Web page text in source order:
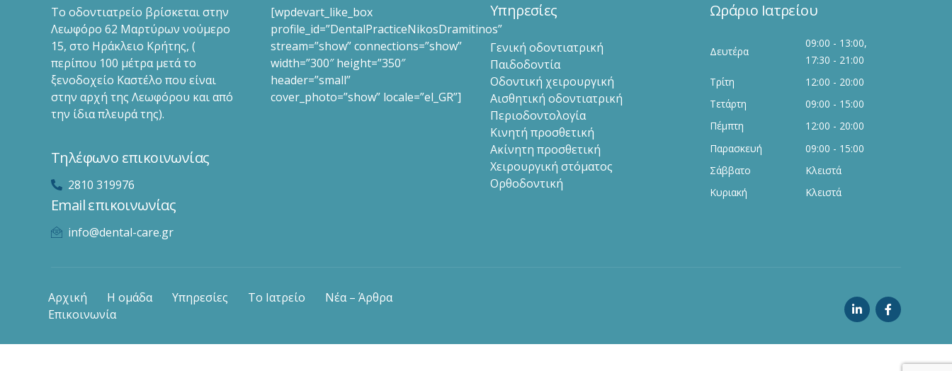
Το οδοντιατρείο βρίσκεται στην
Λεωφόρο 62 Μαρτύρων νούμερο
15, στο Ηράκλειο Κρήτης, (
περίπου 100 μέτρα μετά το
ξενοδοχείο Καστέλο που είναι
στην αρχή της Λεωφόρου και από
την ίδια πλευρά της).
Τηλέφωνο επικοινωνίας
2810 319976
Email επικοινωνίας
info@dental-care.gr
[wpdevart_like_box
profile_id=”DentalPracticeNikosDramitinos”
stream=”show” connections=”show”
width=”300″ height=”350″
header=”small”
cover_photo=”show” locale=”el_GR”]
Υπηρεσίες
Γενική οδοντιατρική
Παιδοδοντία
Οδοντική χειρουργική
Αισθητική οδοντιατρική
Περιοδοντολογία
Κινητή προσθετική
Ακίνητη προσθετική
Χειρουργική στόματος
Ορθοδοντική
Ωράριο Ιατρείου
Δευτέρα
09:00 - 13:00,
17:30 - 21:00
Τρίτη
12:00 - 20:00
Τετάρτη
09:00 - 15:00
Πέμπτη
12:00 - 20:00
Παρασκευή
09:00 - 15:00
Σάββατο
Κλειστά
Κυριακή
Κλειστά
Αρχική Η ομάδα Υπηρεσίες Το Ιατρείο
Νέα – Άρθρα
Επικοινωνία